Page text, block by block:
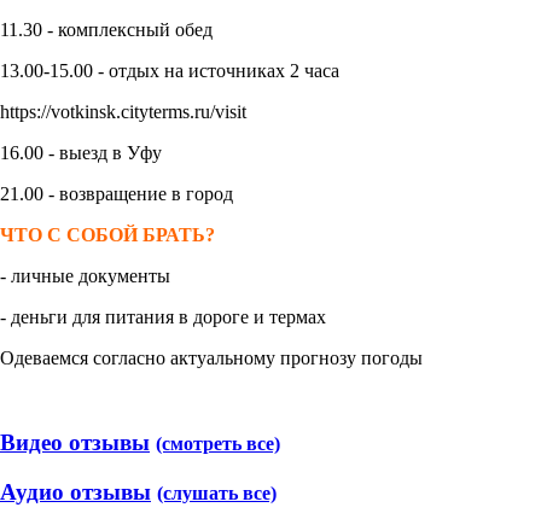
11.30 - комплексный обед
13.00-15.00 - отдых на источниках 2 часа
https://votkinsk.cityterms.ru/visit
16.00 - выезд в Уфу
21.00 - возвращение в город
ЧТО С СОБОЙ БРАТЬ?
- личные документы
- деньги для питания в дороге и термах
Одеваемся согласно актуальному прогнозу погоды
Видео отзывы (смотреть все)
Аудио отзывы (слушать все)